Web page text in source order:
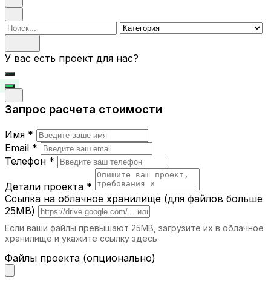
Поиск
У вас есть проект для нас?
Запрос расчета стоимости
Имя *
Email *
Телефон *
Детали проекта *
Ссылка на облачное хранилище (для файлов больше
25MB)
Если ваши файлы превышают 25MB, загрузите их в облачное
хранилище и укажите ссылку здесь
Файлы проекта (опционально)